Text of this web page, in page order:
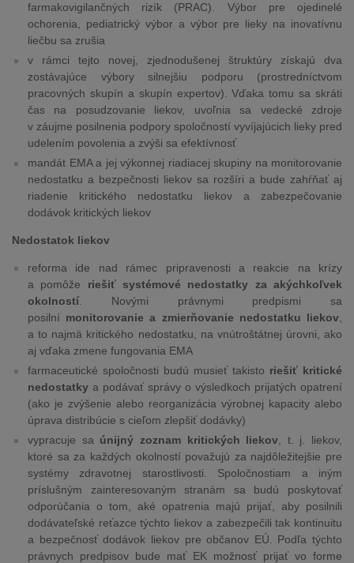
farmakovigilančných rizík (PRAC). Výbor pre ojedinelé
ochorenia, pediatrický výbor a výbor pre lieky na inovatívnu
liečbu sa zrušia
v rámci tejto novej, zjednodušenej štruktúry získajú dva
zostávajúce výbory silnejšiu podporu (prostredníctvom
pracovných skupín a skupín expertov). Vďaka tomu sa skráti
čas na posudzovanie liekov, uvoľnia sa vedecké zdroje
v záujme posilnenia podpory spoločností vyvíjajúcich lieky pred
udelením povolenia a zvýši sa efektívnosť
mandát EMA a jej výkonnej riadiacej skupiny na monitorovanie
nedostatku a bezpečnosti liekov sa rozšíri a bude zahŕňať aj
riadenie kritického nedostatku liekov a zabezpečovanie
dodávok kritických liekov
Nedostatok liekov
reforma ide nad rámec pripravenosti a reakcie na krízy
a pomôže riešiť systémové nedostatky za akýchkoľvek
okolností . Novými právnymi predpismi sa
posilní monitorovanie a zmierňovanie nedostatku liekov
a to najmä kritického nedostatku, na vnútroštátnej úrovni, ako
aj vďaka zmene fungovania EMA
farmaceutické spoločnosti budú musieť takisto riešiť kritické
nedostatky a podávať správy o výsledkoch prijatých opatrení
(ako je zvýšenie alebo reorganizácia výrobnej kapacity alebo
úprava distribúcie s cieľom zlepšiť dodávky)
vypracuje sa únijný zoznam kritických liekov , t. j. liekov,
ktoré sa za každých okolností považujú za najdôležitejšie pre
systémy zdravotnej starostlivosti. Spoločnostiam a iným
príslušným zainteresovaným stranám sa budú poskytovať
odporúčania o tom, aké opatrenia majú prijať, aby posilnili
dodávateľské reťazce týchto liekov a zabezpečili tak kontinuitu
a bezpečnosť dodávok liekov pre občanov EÚ. Podľa týchto
právnych predpisov bude mať EK možnosť prijať vo forme